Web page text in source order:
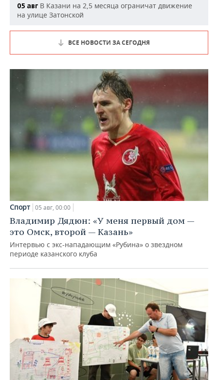
05 авг В Казани на 2,5 месяца ограничат движение
на улице Затонской
ВСЕ НОВОСТИ ЗА СЕГОДНЯ
Спорт 05 авг, 00:00
Владимир Дядюн: «У меня первый дом —
это Омск, второй — Казань»
Интервью с экс-нападающим «Рубина» о звездном
периоде казанского клуба